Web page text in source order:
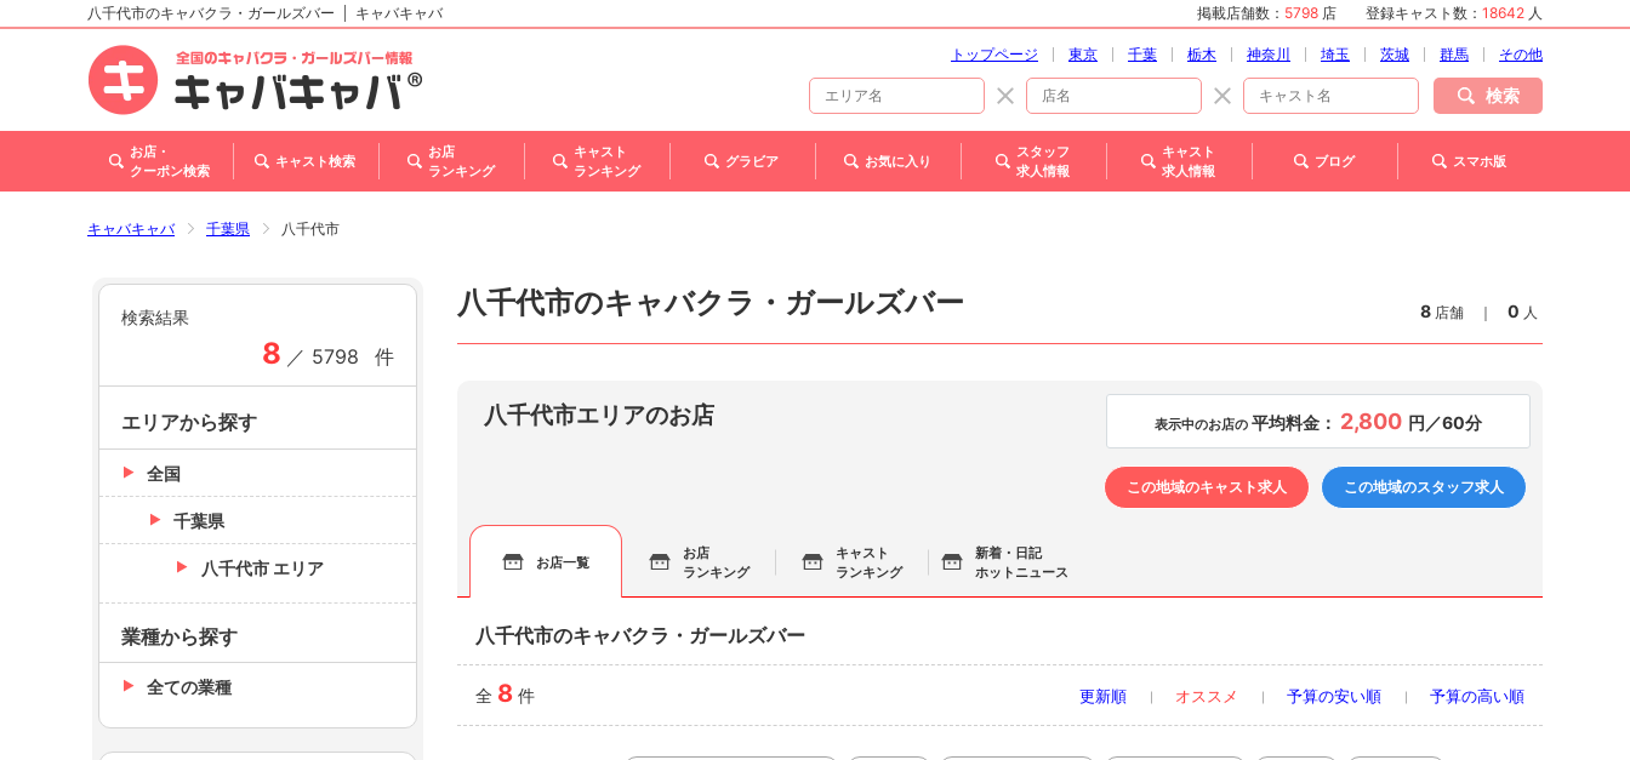
北海道
東北
甲信越・北陸
関西
八千代市のキャバクラ・ガールズバー キャバキャバ 掲載店舗数： 5798 店 登録キャスト数： 18642 人
トップページ 東京 千葉 栃木 神奈川 埼玉 茨城 群馬 その他
検索
お店・
クーポン検索
キャスト検索
お店
ランキング
キャスト
ランキング
グラビア お気に入り
スタッフ
求人情報
キャスト
求人情報
ブログ スマホ版
キャバキャバ 千葉県 八千代市
八千代市のキャバクラ・ガールズバー 8 店舗 ｜ 0 人
八千代市エリアのお店 表示中のお店の 平均料金： 2,800 円／60分
この地域のキャスト求人 この地域のスタッフ求人
お店一覧
お店
ランキング
キャスト
ランキング
新着・日記
ホットニュース
八千代市のキャバクラ・ガールズバー
全 8 件 更新順 オススメ 予算の安い順 予算の高い順
検索結果
8 ／ 5798 件
エリアから探す
全国
千葉県
八千代市 エリア
業種から探す
全ての業種